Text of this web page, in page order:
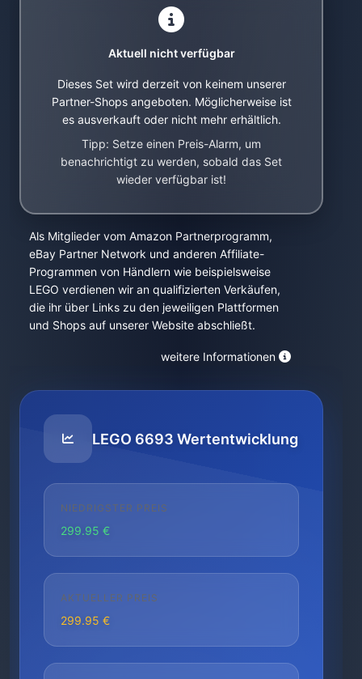
Aktuell nicht verfügbar
Dieses Set wird derzeit von keinem unserer
Partner-Shops angeboten. Möglicherweise ist
es ausverkauft oder nicht mehr erhältlich.
Tipp: Setze einen Preis-Alarm, um
benachrichtigt zu werden, sobald das Set
wieder verfügbar ist!
Als Mitglieder vom Amazon Partnerprogramm,
eBay Partner Network und anderen Affiliate-
Programmen von Händlern wie beispielsweise
LEGO verdienen wir an qualifizierten Verkäufen,
die ihr über Links zu den jeweiligen Plattformen
und Shops auf unserer Website abschließt.
weitere Informationen
LEGO 6693 Wertentwicklung
NIEDRIGSTER PREIS
299.95 €
AKTUELLER PREIS
299.95 €